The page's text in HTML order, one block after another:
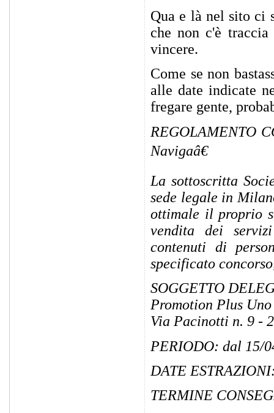
Qua e là nel sito ci
che non c'è
vincere.
Come se non
alle date indicate
fregare gente,
REGOLAMENTO
Navigaâ€
La sottoscritta
sede legale in
ottimale il proprio
vendita dei
contenuti di
specificato
SOGGETTO
Promotion Plus
Via Pacinotti n. 9 -
PERIODO: dal 15/
DATE
TERMINE